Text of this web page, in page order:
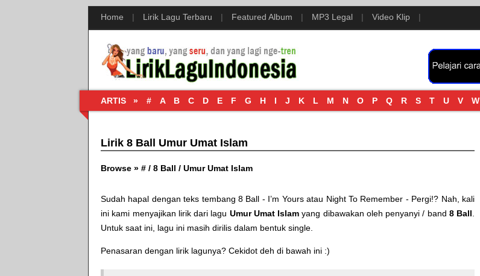
Home | Lirik Lagu Terbaru | Featured Album | MP3 Legal | Video Klip |
ARTIS » # A B C D E F G H I J K L M N O P Q R S T U V W
Lirik 8 Ball Umur Umat Islam
Browse » # / 8 Ball / Umur Umat Islam
Sudah hapal dengan teks tembang8 Ball - I’m Yoursatau Night To Remember - Pergi!? Nah, kali
ini kami menyajikan lirik dari lagu Umur Umat Islam yang dibawakan oleh penyanyi / band 8 Ball
Untuk saat ini, lagu ini masih dirilis dalam bentuk single.
Penasaran dengan lirik lagunya? Cekidot deh di bawah ini :)